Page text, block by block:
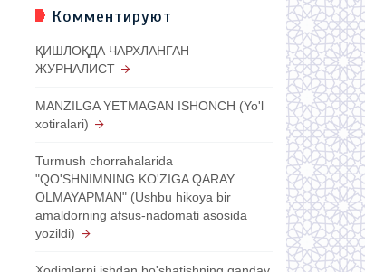
Комментируют
ҚИШЛОҚДА ЧАРХЛАНГАН
ЖУРНАЛИСТ
MANZILGA YETMAGAN ISHONCH (Yo'l
xotiralari)
Turmush chorrahalarida
"QO'SHNIMNING KO'ZIGA QARAY
OLMAYAPMAN" (Ushbu hikoya bir
amaldorning afsus-nadomati asosida
yozildi)